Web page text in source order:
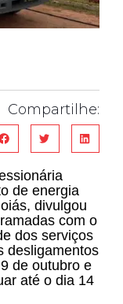
Compartilhe:
de energia
divulgou
com o
dos serviços
desligamentos
de outubro e
até o dia 14